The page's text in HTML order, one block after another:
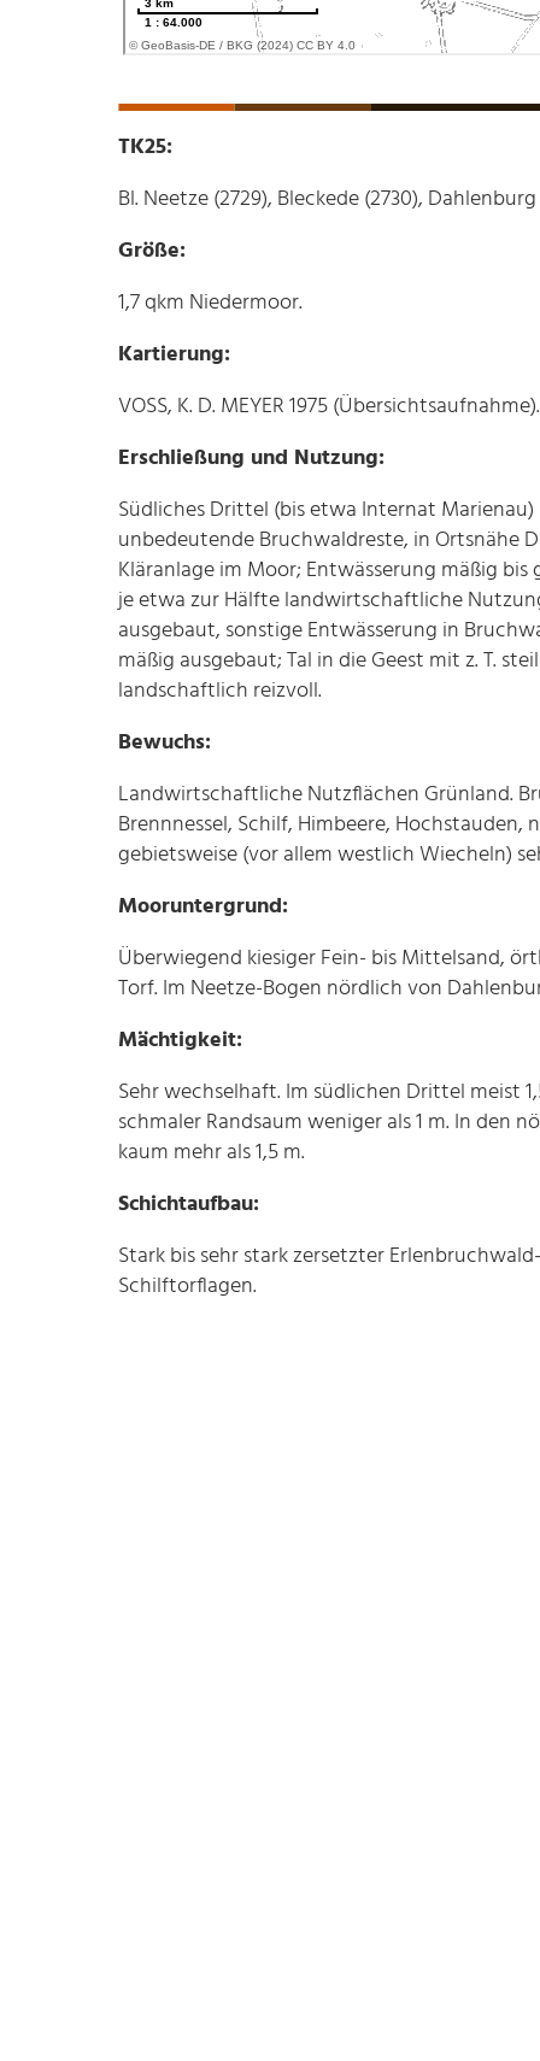
TK25:
Bl. Neetze (2729), Bleckede (2730),
Größe:
1,7 qkm Niedermoor.
Kartierung:
VOSS, K. D. MEYER 1975 (Übersichtsaufnahme).
Erschließung und Nutzung:
Südliches Drittel (bis etwa Internat
unbedeutende Bruchwaldreste, in Ortsnähe
Kläranlage im Moor; Entwässerung mäßig
je etwa zur Hälfte landwirtschaftliche
ausgebaut, sonstige Entwässerung in
mäßig ausgebaut; Tal in die Geest mit z. T.
landschaftlich reizvoll.
Bewuchs:
Landwirtschaftliche Nutzflächen Grünland.
Brennnessel, Schilf, Himbeere,
gebietsweise (vor allem westlich Wiecheln)
Mooruntergrund:
Überwiegend kiesiger Fein- bis Mittelsand,
Torf. Im Neetze-Bogen nördlich von
Mächtigkeit:
Sehr wechselhaft. Im südlichen Drittel meist
schmaler Randsaum weniger als 1 m. In den
kaum mehr als 1,5 m.
Schichtaufbau:
Stark bis sehr stark zersetzter
Schilftorflagen.